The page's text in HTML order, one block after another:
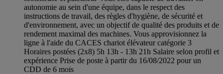
autonomie au sein d'une équipe, dans le respect des
instructions de travail, des règles d'hygiène, de sécurité et
d'environnement, avec un objectif de qualité des produits et de
rendement maximal des machines. Vous approvisionnez la
ligne à l'aide du CACES chariot élévateur catégorie 3
Horaires postées (2x8) 5h 13h - 13h 21h Salaire selon profil et
expérience Prise de poste à partir du 16/08/2022 pour un
CDD de 6 mois